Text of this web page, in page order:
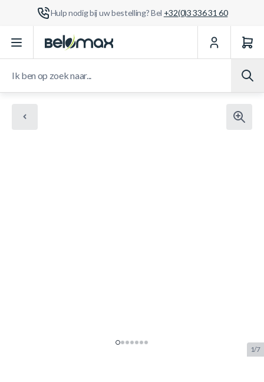
Hulp nodig bij uw bestelling? Bel +32(0)3 336 31 60
Ga naar de inhoud
1/7